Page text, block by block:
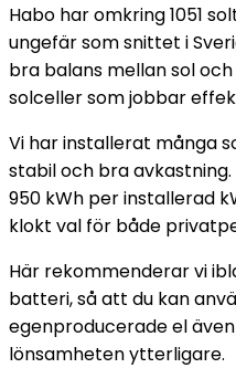
Habo har omkring 1051
ungefär som snittet i
bra balans mellan sol
solceller som jobbar
Vi har installerat många
stabil och bra
950 kWh per installerad
klokt val för både
Här rekommenderar vi
batteri, så att du kan
egenproducerade el
lönsamheten ytterligare.